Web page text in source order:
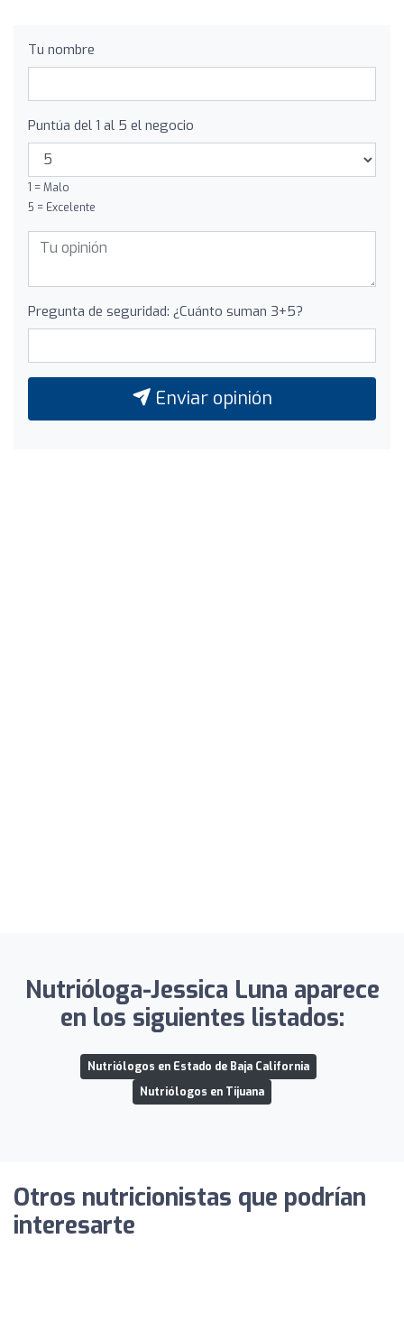
Tu nombre
Puntúa del 1 al 5 el negocio
1 = Malo
5 = Excelente
Pregunta de seguridad: ¿Cuánto suman 3+5?
Enviar opinión
Nutrióloga-Jessica Luna aparece
en los siguientes listados:
Nutriólogos en Estado de Baja California
Nutriólogos en Tijuana
Otros nutricionistas que podrían
interesarte